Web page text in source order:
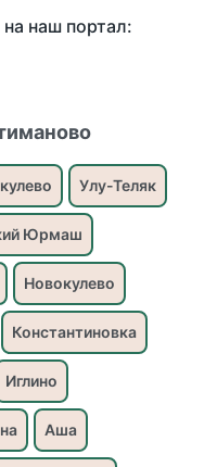
наш портал:
Улу-Теляк
Юрмаш
Новокулево
Константиновка
Иглино
Аша